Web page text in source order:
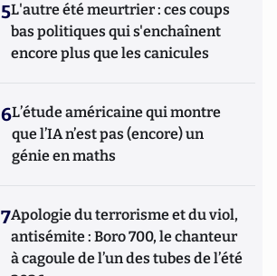
5L'autre été meurtrier : ces coups
bas politiques qui s'enchaînent
encore plus que les canicules
6L’étude américaine qui montre
que l’IA n’est pas (encore) un
génie en maths
7Apologie du terrorisme et du viol,
antisémite : Boro 700, le chanteur
à cagoule de l’un des tubes de l’été